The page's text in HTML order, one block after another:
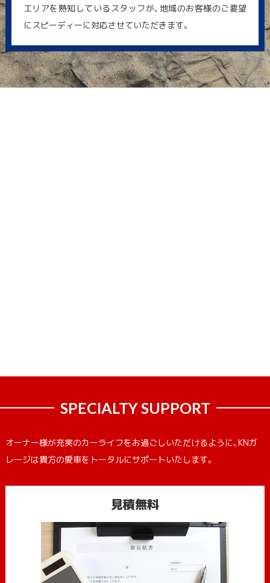
エリアを熟知しているスタッフが、地域のお客様のご要望
にスピーディーに対応させていただきます。
SPECIALTY SUPPORT
オーナー様が充実のカーライフをお過ごしいただけるように、KNガ
レージは貴方の愛車をトータルにサポートいたします。
見積無料